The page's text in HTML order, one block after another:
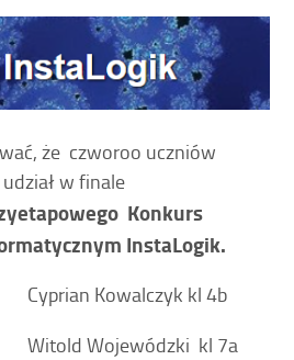
że czworoo uczniów
w finale
Konkurs
InstaLogik.
Kowalczyk kl 4b
Wojewódzki kl 7a